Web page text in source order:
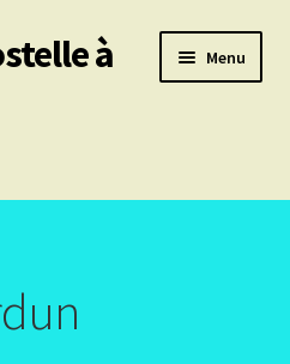
à
Menu
– Fisterra – Année 2009